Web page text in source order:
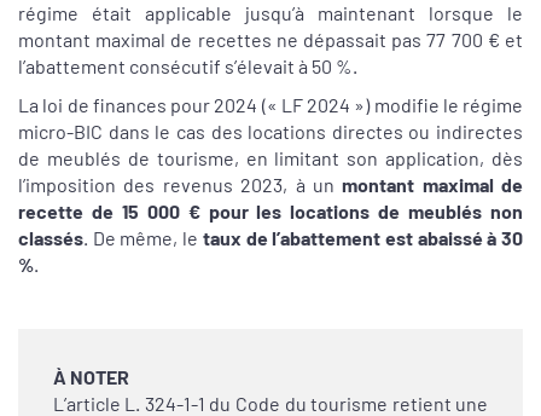
régime était applicable jusqu’à maintenant lorsque le
montant maximal de recettes ne dépassait pas 77 700 € et
l’abattement consécutif s’élevait à 50 %.
La loi de finances pour 2024 (« LF 2024 ») modifie le régime
micro-BIC dans le cas des locations directes ou indirectes
de meublés de tourisme, en limitant son application, dès
l’imposition des revenus 2023, à unmontant maximal de
recette de 15 000 € pour les locations de meublés non
classés. De même, le taux de l’abattement est abaissé à 30
%.
À NOTER
L’article L. 324-1-1 du Code du tourisme retient une